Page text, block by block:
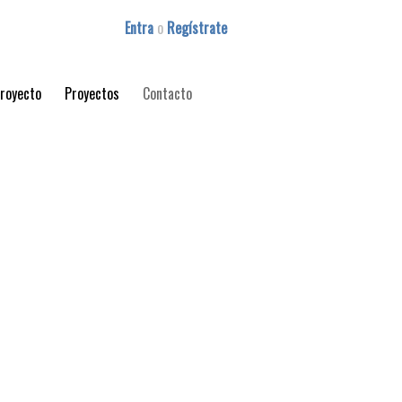
Entra o Regístrate
Proyectos Contacto